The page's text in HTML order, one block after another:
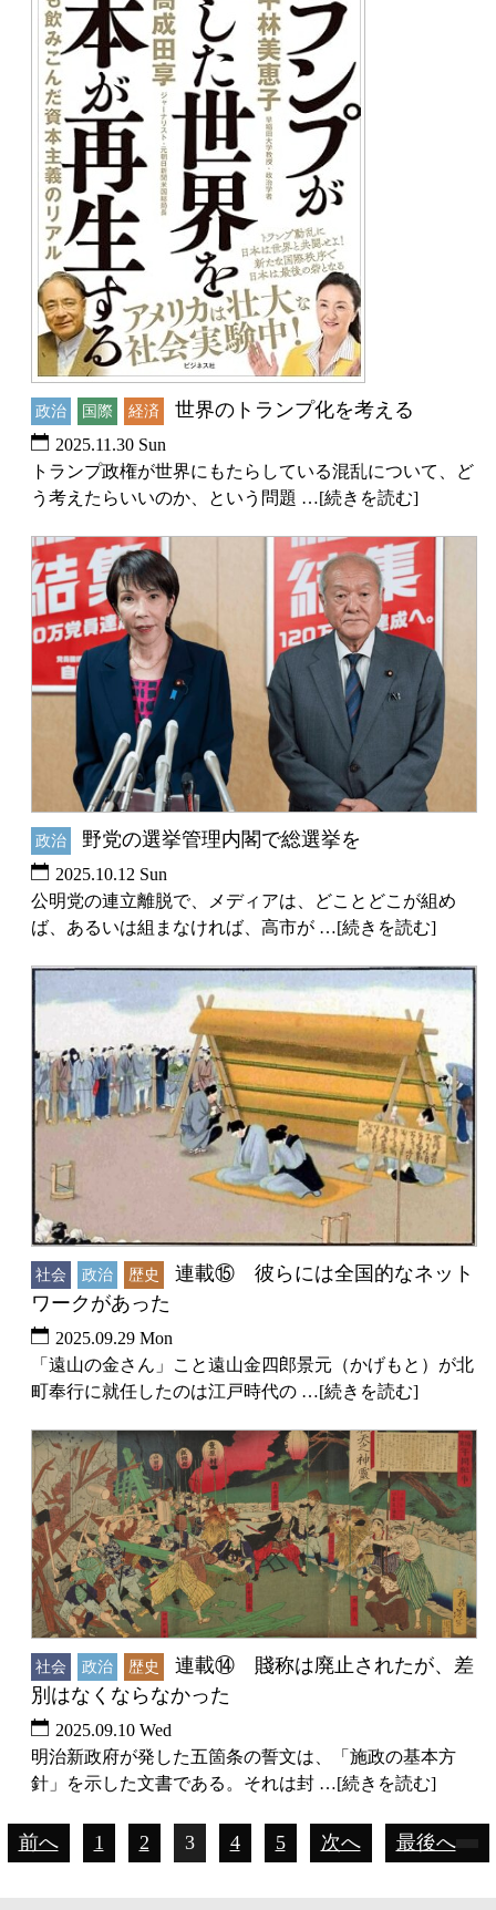
政治 国際 経済 世界のトランプ化を考える
2025.11.30 Sun
トランプ政権が世界にもたらしている混乱について、ど
う考えたらいいのか、という問題 …[続きを読む]
政治 野党の選挙管理内閣で総選挙を
2025.10.12 Sun
公明党の連立離脱で、メディアは、どことどこが組め
ば、あるいは組まなければ、高市が …[続きを読む]
社会 政治 歴史
連載⑮ 彼らには全国的なネット
ワークがあった
2025.09.29 Mon
「遠山の金さん」こと遠山金四郎景元（かげもと）が北
町奉行に就任したのは江戸時代の …[続きを読む]
社会 政治 歴史
連載⑭ 賤称は廃止されたが、差
別はなくならなかった
2025.09.10 Wed
明治新政府が発した五箇条の誓文は、「施政の基本方
針」を示した文書である。それは封 …[続きを読む]
前へ 1 2 3 4 5 次へ 最後へ